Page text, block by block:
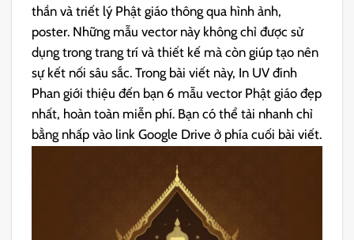
thần và triết lý Phật giáo thông qua hình ảnh,
poster. Những mẫu vector này không chỉ được sử
dụng trong trang trí và thiết kế mà còn giúp tạo nên
sự kết nối sâu sắc. Trong bài viết này, In UV đinh
Phan giới thiệu đến bạn 6 mẫu vector Phật giáo đẹp
nhất, hoàn toàn miễn phí. Bạn có thể tải nhanh chỉ
bằng nhấp vào link Google Drive ở phía cuối bài viết.